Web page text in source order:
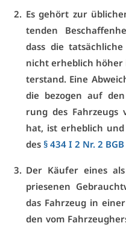
Es ge­hört zur
ten­den
dass die
nicht er­heb­lich hö­her
ter­stand. Ei­ne
die be­zo­gen auf
rung des Fahr­zeugs
hat, ist er­heb­lich
des § 434 I 2 Nr. 2 BGB
Der Käu­fer ei­nes
prie­se­nen
das Fahr­zeug in
den vom